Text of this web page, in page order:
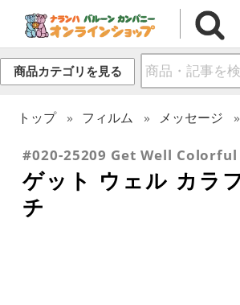
商品カテゴリを見る
トップ フィルム メッセージ
#020-25209 Get Well
ゲット ウェル カラ
チ